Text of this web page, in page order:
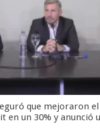
que mejoraron
en un 30% y anunció